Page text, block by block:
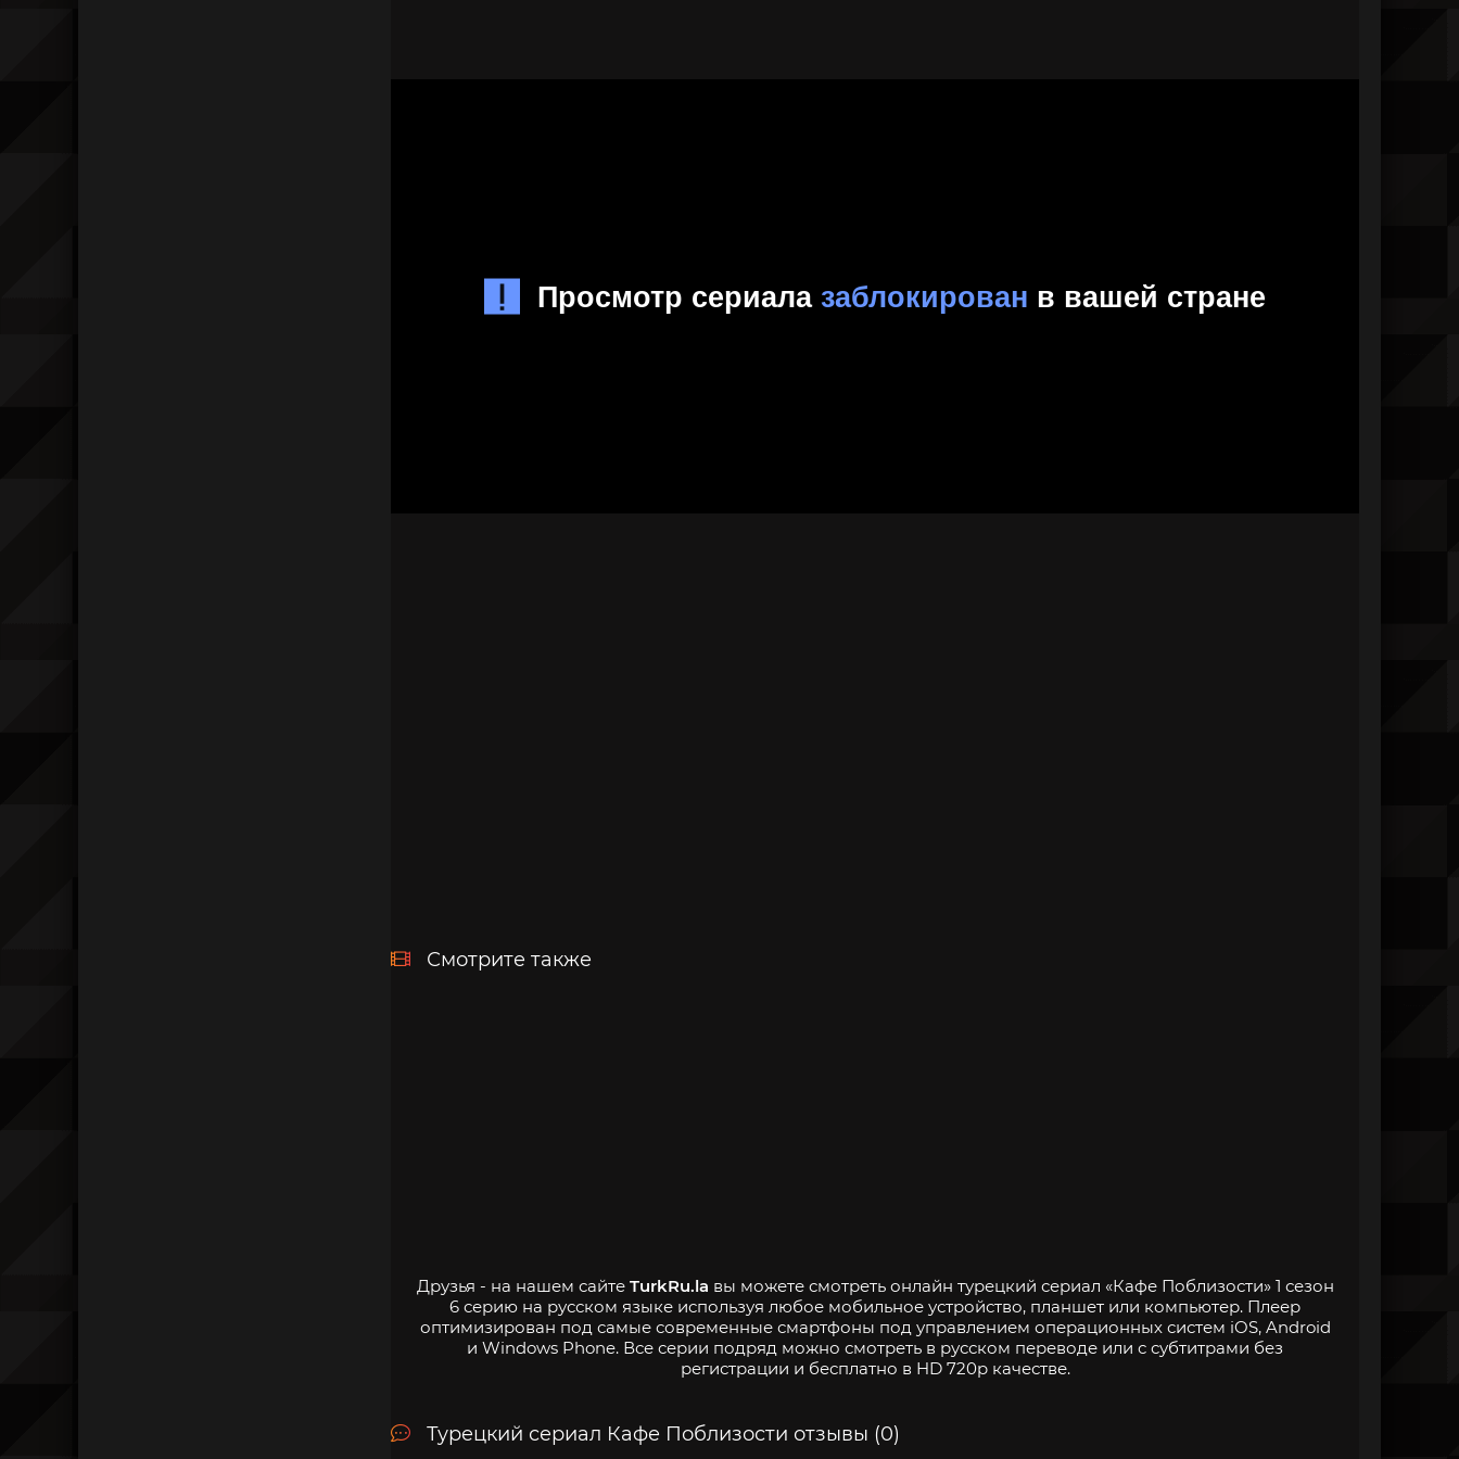
Смотрите также
Друзья - на нашем сайте TurkRu.la вы можете смотреть онлайн турецкий сериал «Кафе Поблизости» 1 сезон
6 серию на русском языке используя любое мобильное устройство, планшет или компьютер. Плеер
оптимизирован под самые современные смартфоны под управлением операционных систем iOS, Android
и Windows Phone. Все серии подряд можно смотреть в русском переводе или с субтитрами без
регистрации и бесплатно в HD 720p качестве.
Турецкий сериал Кафе Поблизости отзывы (0)